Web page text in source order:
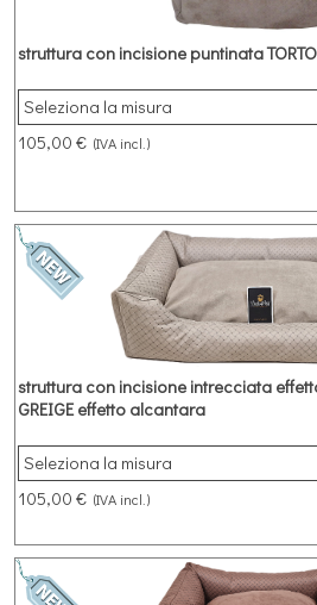
struttura con incisione puntinata
105,00 € (IVA incl.)
struttura con incisione intrecciata
GREIGE effetto alcantara
Cuccia rettangolare in microfibra
intrecciata effetto 3D e cuscino
105,00 € (IVA incl.)